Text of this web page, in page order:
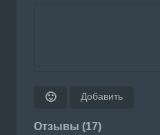
🙂 Добавить
Отзывы (17)